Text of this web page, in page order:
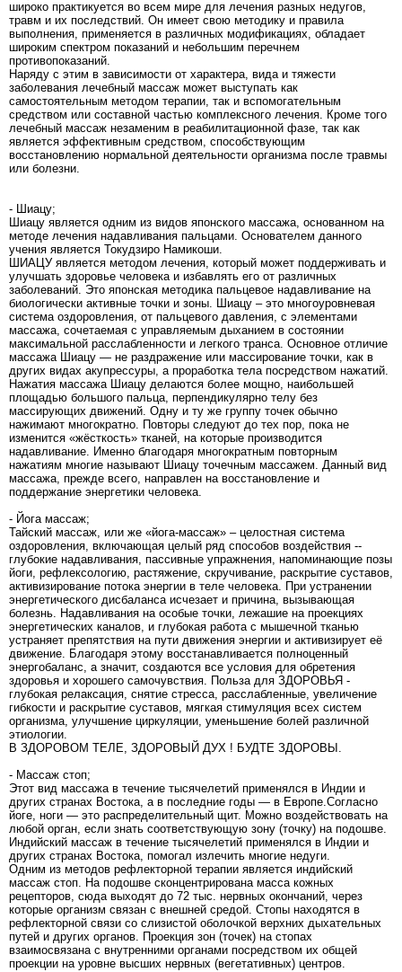
широко практикуется во всем мире для лечения разных недугов,
травм и их последствий. Он имеет свою методику и правила
выполнения, применяется в различных модификациях, обладает
широким спектром показаний и небольшим перечнем
противопоказаний.
Наряду с этим в зависимости от характера, вида и тяжести
заболевания лечебный массаж может выступать как
самостоятельным методом терапии, так и вспомогательным
средством или составной частью комплексного лечения. Кроме того
лечебный массаж незаменим в реабилитационной фазе, так как
является эффективным средством, способствующим
восстановлению нормальной деятельности организма после травмы
или болезни.
- Шиацу;
Шиацу является одним из видов японского массажа, основанном на
методе лечения надавливания пальцами. Основателем данного
учения является Токудзиро Намикоши.
ШИАЦУ является методом лечения, который может поддерживать и
улучшать здоровье человека и избавлять его от различных
заболеваний. Это японская методика пальцевое надавливание на
биологически активные точки и зоны. Шиацу – это многоуровневая
система оздоровления, от пальцевого давления, с элементами
массажа, сочетаемая с управляемым дыханием в состоянии
максимальной расслабленности и легкого транса. Основное отличие
массажа Шиацу — не раздражение или массирование точки, как в
других видах акупрессуры, а проработка тела посредством нажатий.
Нажатия массажа Шиацу делаются более мощно, наибольшей
площадью большого пальца, перпендикулярно телу без
массирующих движений. Одну и ту же группу точек обычно
нажимают многократно. Повторы следуют до тех пор, пока не
изменится «жёсткость» тканей, на которые производится
надавливание. Именно благодаря многократным повторным
нажатиям многие называют Шиацу точечным массажем. Данный вид
массажа, прежде всего, направлен на восстановление и
поддержание энергетики человека.
- Йога массаж;
Тайский массаж, или же «йога-массаж» – целостная система
оздоровления, включающая целый ряд способов воздействия --
глубокие надавливания, пассивные упражнения, напоминающие позы
йоги, рефлексологию, растяжение, скручивание, раскрытие суставов,
активизирование потока энергии в теле человека. При устранении
энергетического дисбаланса исчезает и причина, вызывающая
болезнь. Надавливания на особые точки, лежашие на проекциях
энергетических каналов, и глубокая работа с мышечной тканью
устраняет препятствия на пути движения энергии и активизирует её
движение. Благодаря этому восстанавливается полноценный
энергобаланс, а значит, создаются все условия для обретения
здоровья и хорошего самочувствия. Польза для ЗДОРОВЬЯ -
глубокая релаксация, снятие стресса, расслабленные, увеличение
гибкости и раскрытие суставов, мягкая стимуляция всех систем
организма, улучшение циркуляции, уменьшение болей различной
этиологии.
В ЗДОРОВОМ ТЕЛЕ, ЗДОРОВЫЙ ДУХ ! БУДТЕ ЗДОРОВЫ.
- Массаж стоп;
Этот вид массажа в течение тысячелетий применялся в Индии и
других странах Востока, а в последние годы — в Европе.Согласно
йоге, ноги — это распределительный щит. Можно воздействовать на
любой орган, если знать соответствующую зону (точку) на подошве.
Индийский массаж в течение тысячелетий применялся в Индии и
других странах Востока, помогал излечить многие недуги.
Одним из методов рефлекторной терапии является индийский
массаж стоп. На подошве сконцентрирована масса кожных
рецепторов, сюда выходят до 72 тыс. нервных окончаний, через
которые организм связан с внешней средой. Стопы находятся в
рефлекторной связи со слизистой оболочкой верхних дыхательных
путей и других органов. Проекция зон (точек) на стопах
взаимосвязана с внутренними органами посредством их общей
проекции на уровне высших нервных (вегетативных) центров.